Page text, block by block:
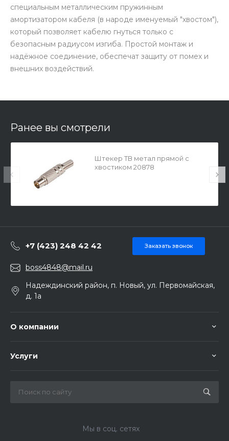
специальным металлическим пружинным
амортизатором кабеля (в народе именуемый "хвостом"),
который позволяет кабелю гнуться только с
безопасным радиусом изгиба. Простой монтаж и
надёжное соединение, обеспечат защиту от помех и
внешних воздействий.
Ранее вы смотрели
Штекер ТВ метал прямой с
хвостиком 20878
+7 (423) 248 42 42 Заказать звонок
boss4848@mail.ru
Надеждинский район, п. Новый, ул. Первомайская,
д. 1а
О компании
Услуги
Мы в соц. сетях